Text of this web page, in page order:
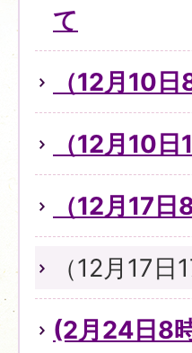
て
（12月10
（12月10
（12月17
（12月17
(2月24日8